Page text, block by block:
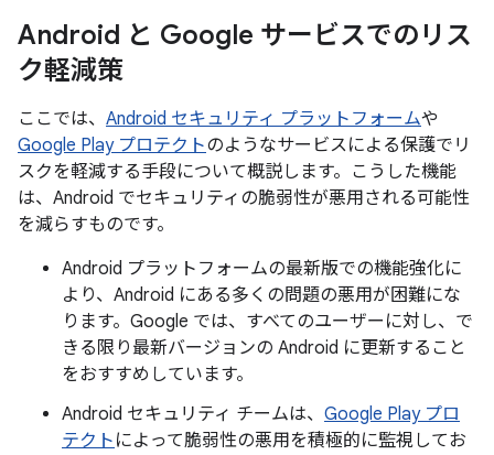
Android と Google サービスでのリス
ク軽減策
ここでは、 Android セキュリティ プラットフォームや
Google Play プロテクトのようなサービスによる保護でリ
スクを軽減する手段について概説します。こうした機能
は、Android でセキュリティの脆弱性が悪用される可能性
を減らすものです。
Android プラットフォームの最新版での機能強化に
より、Android にある多くの問題の悪用が困難にな
ります。Google では、すべてのユーザーに対し、で
きる限り最新バージョンの Android に更新すること
をおすすめしています。
Android セキュリティ チームは、 Google Play プロ
テクト によって脆弱性の悪用を積極的に監視してお